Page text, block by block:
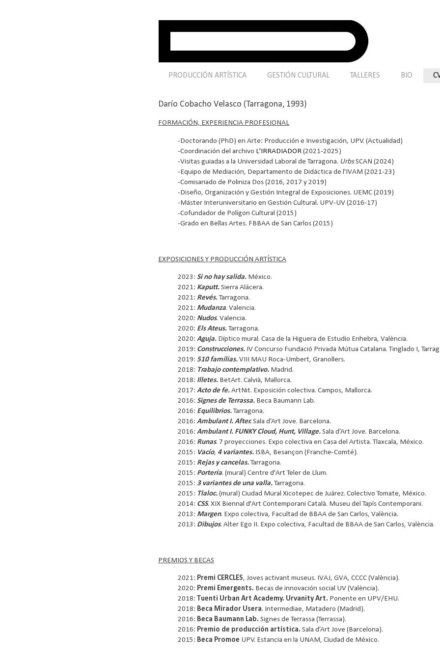
PRODUCCIÓN ARTÍSTICA GESTIÓN CULTURAL TALLERES BIO
Darío Cobacho Velasco (Tarragona, 1993)
FORMACIÓN, EXPERIENCIA PROFESIONAL
-Doctorando (PhD) en Arte: Producción e Investigación, UPV. (Actualidad)
-Coordinación del archivo L'IRRADIADOR(2021-2025)
-Visitas guiadas a la Universidad Laboral de Tarragona. UrbsSCAN (2024)
-Equipo de Mediación, Departamento de Didáctica de l'IVAM (2021-23)
-Comisariado de Poliniza Dos (2016, 2017 y 2019)
-Diseño, Organización y Gestión Integral de Exposiciones. UEMC (2019)
-Máster Interuniversitario en Gestión Cultural. UPV-UV (2016-17)
-Cofundador de Polígon Cultural (2015)
-Grado en Bellas Artes. FBBAA de San Carlos (2015)
EXPOSICIONES Y PRODUCCIÓN ARTÍSTICA
2023: Si no hay salida. México.
2021: Kaputt.Sierra Alácera.
2021: Revés.Tarragona.
2021: Mudanza. Valencia.
2020: Nudos. Valencia.
2020: Els Ateus.Tarragona.
2020: Aguja. Díptico mural. Casa de la Higuera de Estudio Enhebra, València.
2019: Construcciones. IV Concurso Fundació Privada Mútua Catalana. Tinglado I,
2019: 510 famílias.VIII MAU Roca-Umbert, Granollers.
2018: Trabajo contemplativo. Madrid.
2018: Illetes. BetArt. Calvià, Mallorca.
2017: Acto de fe.ArtNit. Exposición colectiva. Campos, Mallorca.
2016: Signes de Terrassa. Beca Baumann Lab.
2016: Equilibrios.Tarragona.
2016: Ambulant I. After.Sala d’Art Jove. Barcelona.
2016: Ambulant I. FUNKY Cloud, Hunt, Village.Sala d’Art Jove. Barcelona.
2016: Runas. 7 proyecciones. Expo colectiva en Casa del Artista. Tlaxcala, México.
2015: Vacío, 4 variantes. ISBA, Besançon (Franche-Comté).
2015: Rejas y cancelas.Tarragona.
2015: Portería. (mural) Centre d'Art Teler de Llum.
2015: 3 variantes de una valla.Tarragona.
2015: Tlaloc.(mural) Ciudad Mural Xicotepec de Juárez. Colectivo Tomate, México.
2014: CSS. XIX Biennal d'Art Contemporani Català. Museu del Tapís Contemporani.
2013: Margen. Expo colectiva, Facultad de BBAA de San Carlos, València.
2013: Dibujos. Alter Ego II. Expo colectiva, Facultad de BBAA de San Carlos, València.
PREMIOS Y BECAS
2021: Premi CERCLES, Joves activant museus. IVAJ, GVA, CCCC (València).
2020: Premi Emergents. Becas de innovación social UV (València).
2018: Tuenti Urban Art Academy. Urvanity Art. Ponente en UPV/EHU.
2018: Beca Mirador Usera. Intermediae, Matadero (Madrid).
2016: Beca Baumann Lab. Signes de Terrassa (Terrassa).
2016: Premio de producción artística. Sala d’Art Jove (Barcelona).
2015: Beca Promoe UPV. Estancia en la UNAM, Ciudad de México.